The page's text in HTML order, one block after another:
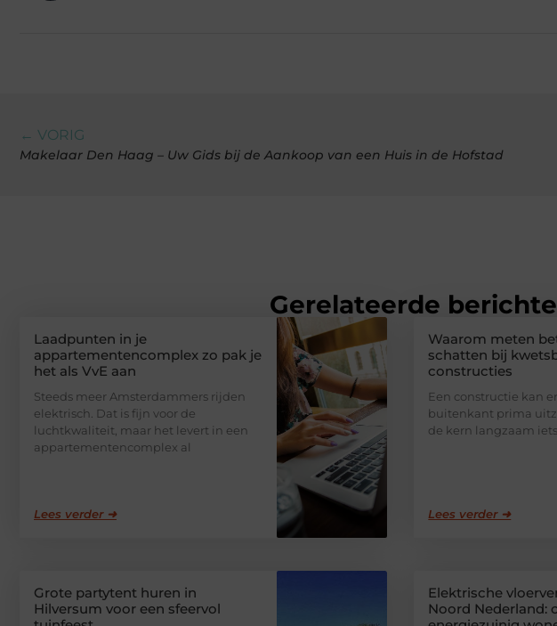
← VORIG
Makelaar Den Haag – Uw Gids bij de Aankoop van een Huis in de Hofstad
Gerelateerde
Laadpunten in je
appartementencomplex zo pak je
het als VvE aan
Steeds meer Amsterdammers rijden
elektrisch. Dat is fijn voor de
luchtkwaliteit, maar het levert in een
appartementencomplex al
Lees verder ➜
Waarom meten
schatten bij
constructies
Een constructie kan
buitenkant prima
de kern langzaam
Lees verder ➜
Grote partytent huren in
Hilversum voor een sfeervol
Elektrische
Noord Nederland: